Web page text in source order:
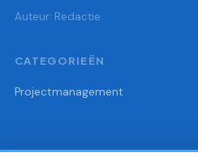
Auteur: Redactie
CATEGORIEËN
Projectmanagement